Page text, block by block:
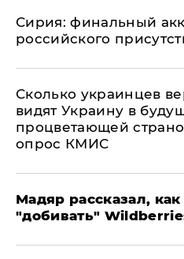
​Сирия: финальный
российского
Сколько украинцев
видят Украину в
процветающей
опрос КМИС
Мадяр рассказал,
"добивать"